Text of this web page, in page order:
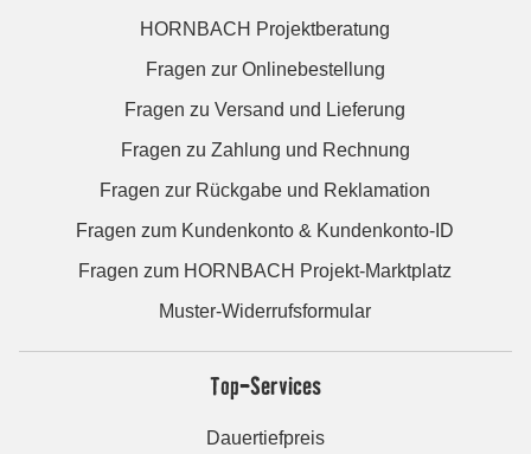
HORNBACH Projektberatung
Fragen zur Onlinebestellung
Fragen zu Versand und Lieferung
Fragen zu Zahlung und Rechnung
Fragen zur Rückgabe und Reklamation
Fragen zum Kundenkonto & Kundenkonto-ID
Fragen zum HORNBACH Projekt-Marktplatz
Muster-Widerrufsformular
Top-Services
Dauertiefpreis